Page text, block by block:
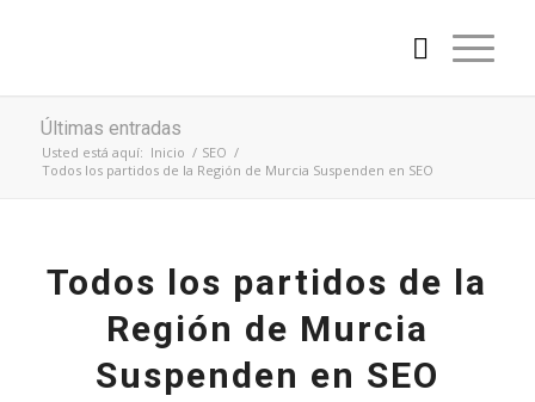
Últimas entradas
Usted está aquí: Inicio / SEO /
Todos los partidos de la Región de Murcia Suspenden en SEO
Todos los partidos de la
Región de Murcia
Suspenden en SEO